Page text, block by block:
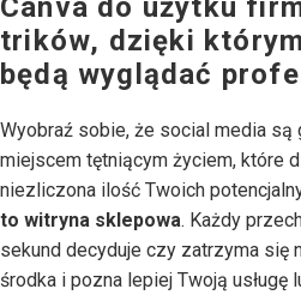
Canva do użytku
trików, dzięki
będą wyglądać
Wyobraź sobie, że social media są
miejscem tętniącym życiem, które
niezliczona ilość Twoich
to witryna sklepowa. Każdy
sekund decyduje czy zatrzyma się
środka i pozna lepiej Twoją usługę